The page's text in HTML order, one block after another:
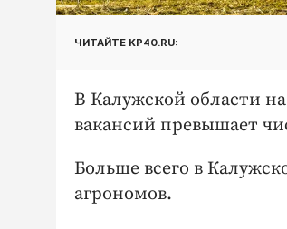
ЧИТАЙТЕ KP40.RU:
В Калужской области
вакансий превышает
Больше всего в
агрономов.